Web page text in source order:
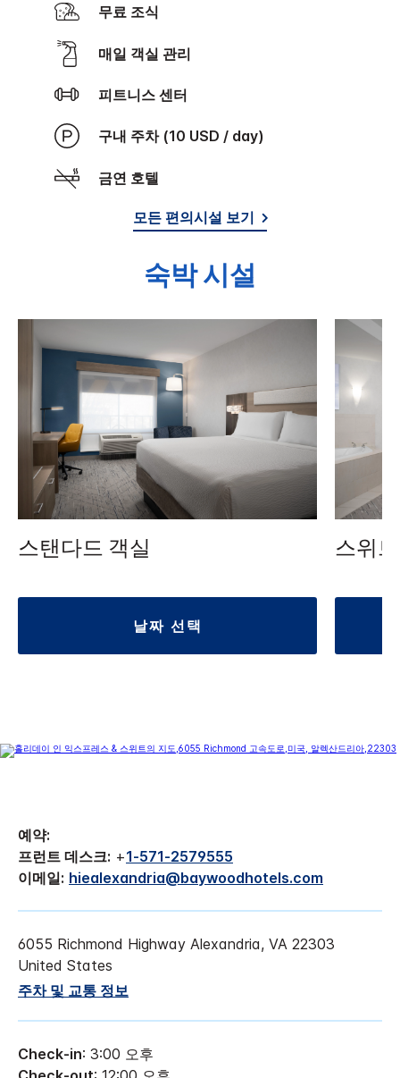
무료 조식
매일 객실 관리
피트니스 센터
구내 주차 (10 USD / day)
금연 호텔
모든 편의시설 보기
숙박 시설
스탠다드 객실
날짜 선택
스위
예약:
프런트 데스크: +1-571-2579555
이메일: hiealexandria@baywoodhotels.com
6055 Richmond Highway Alexandria, VA 22303
United States
주차 및 교통 정보
Check-in: 3:00 오후